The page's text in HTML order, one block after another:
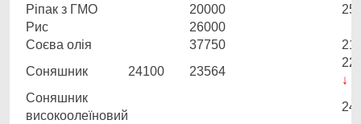
Ріпак з ГМО
20000
Рис
26000
Соєва олія
37750
Соняшник
24100 23564
↓
Соняшник
високоолеїновий